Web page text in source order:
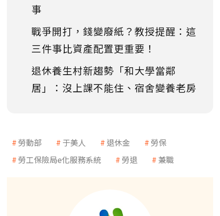
事
戰爭開打，錢變廢紙？教授提醒：這
三件事比資產配置更重要！
退休養生村新趨勢「和大學當鄰
居」：沒上課不能住、宿舍變養老房
勞動部 于美人 退休金
勞保
勞工保險局e化服務系統
勞退 兼職